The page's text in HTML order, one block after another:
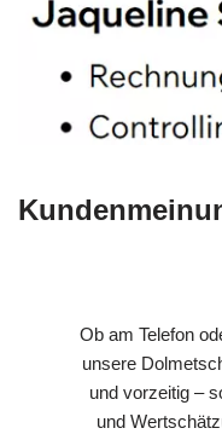
Ob am Telefon
unsere
und vorzeitig –
und